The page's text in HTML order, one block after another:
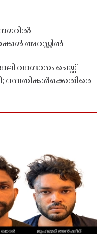
അറസ്റ്റിൽ
വാഗ്ദാനം ചെയ്ത്
ദമ്പതികൾക്കെതിരെ